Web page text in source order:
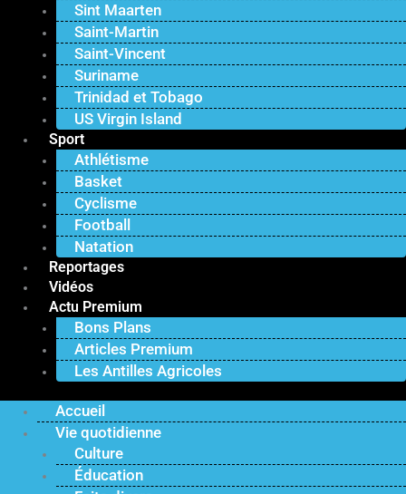
Sint Maarten
Saint-Martin
Saint-Vincent
Suriname
Trinidad et Tobago
US Virgin Island
Sport
Athlétisme
Basket
Cyclisme
Football
Natation
Reportages
Vidéos
Actu Premium
Bons Plans
Articles Premium
Les Antilles Agricoles
Accueil
Vie quotidienne
Culture
Éducation